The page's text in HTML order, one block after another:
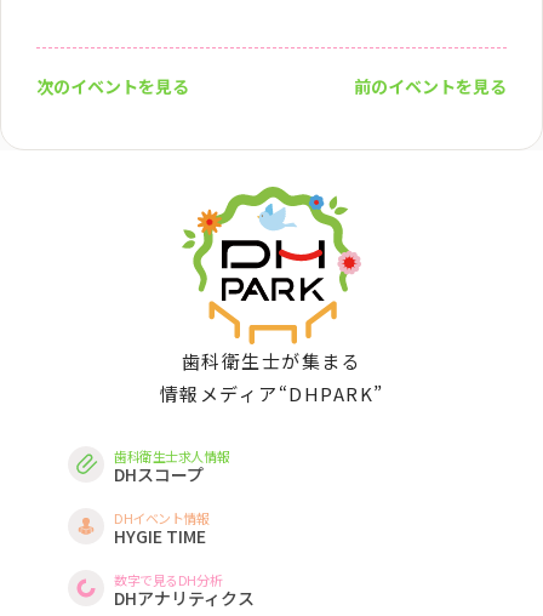
次のイベントを見る 前のイベントを見る
歯科衛生士が集まる
情報メディア“DHPARK”
歯科衛生士求人情報
DHスコープ
DHイベント情報
HYGIE TIME
数字で見るDH分析
DHアナリティクス